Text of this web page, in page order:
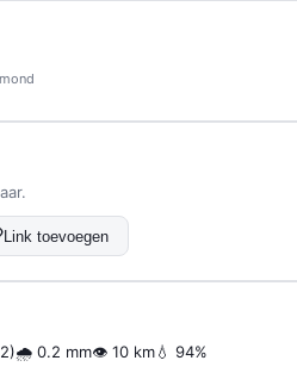
Link toevoegen
🌧 0.2 mm👁 10 km💧 94%